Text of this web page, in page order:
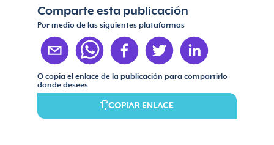
Comparte esta publicación
Por medio de las siguientes plataformas
O copia el enlace de la publicación para compartirlo
donde desees
COPIAR ENLACE